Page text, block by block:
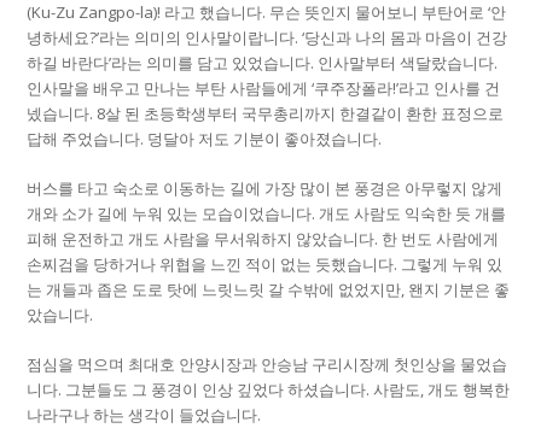
(Ku-Zu Zangpo-la)! 라고 했습니다. 무슨 뜻인지 물어보니 부탄어로 ‘안
녕하세요?’라는 의미의 인사말이랍니다. ‘당신과 나의 몸과 마음이 건강
하길 바란다’라는 의미를 담고 있었습니다. 인사말부터 색달랐습니다.
인사말을 배우고 만나는 부탄 사람들에게 ‘쿠주장폴라!’라고 인사를 건
넸습니다. 8살 된 초등학생부터 국무총리까지 한결같이 환한 표정으로
답해 주었습니다. 덩달아 저도 기분이 좋아졌습니다.
버스를 타고 숙소로 이동하는 길에 가장 많이 본 풍경은 아무렇지 않게
개와 소가 길에 누워 있는 모습이었습니다. 개도 사람도 익숙한 듯 개를
피해 운전하고 개도 사람을 무서워하지 않았습니다. 한 번도 사람에게
손찌검을 당하거나 위협을 느낀 적이 없는 듯했습니다. 그렇게 누워 있
는 개들과 좁은 도로 탓에 느릿느릿 갈 수밖에 없었지만, 왠지 기분은 좋
았습니다.
점심을 먹으며 최대호 안양시장과 안승남 구리시장께 첫인상을 물었습
니다. 그분들도 그 풍경이 인상 깊었다 하셨습니다. 사람도, 개도 행복한
나라구나 하는 생각이 들었습니다.